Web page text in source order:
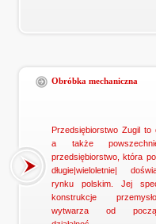
Obróbka mechaniczna
Przedsiębiorstwo Zugil to
a także
przedsiębiorstwo, która
długie|wieloletnie|
rynku polskim. Jej
konstrukcje
wytwarza od